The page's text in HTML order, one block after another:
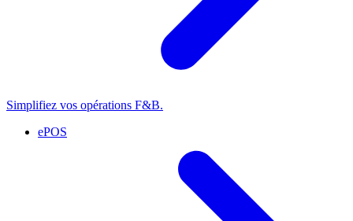
Simplifiez vos opérations F&B.
ePOS